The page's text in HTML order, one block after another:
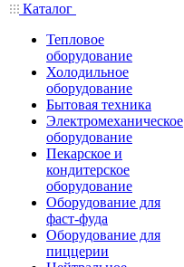
Каталог
Тепловое
оборудование
Холодильное
оборудование
Бытовая техника
Электромеханическое
оборудование
Пекарское и
кондитерское
оборудование
Оборудование для
фаст-фуда
Оборудование для
пиццерии